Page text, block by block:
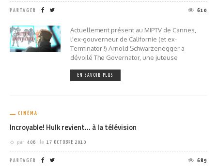
PARTAGER 610
Actuellement présent au MIPTV de Cannes,
l'ex-gouverneur de Californie (et ex-
Terminator !) Arnold Schwarzenegger a
dévoilé The Governator, une juteuse
EN SAVOIR PLUS
CINÉMA
Incroyable! Hulk revient… à la télévision
par 406 le 17 OCTOBRE 2010
PARTAGER 689